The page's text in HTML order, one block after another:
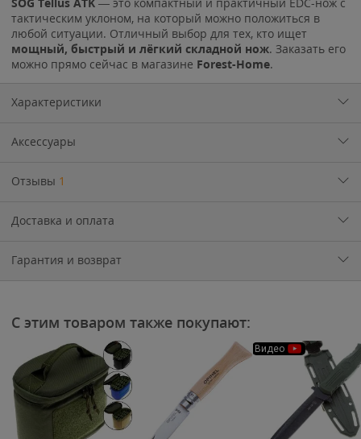
тактическим уклоном, на который можно положиться в
любой ситуации. Отличный выбор для тех, кто ищет
мощный, быстрый и лёгкий складной нож. Заказать его
можно прямо сейчас в магазине Forest-Home.
Характеристики
Аксессуары
Отзывы 1
Доставка и оплата
Гарантия и возврат
С этим товаром также покупают:
Видео